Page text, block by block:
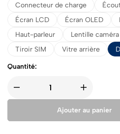
Connecteur de charge
Écran LCD
Écran OLED
Haut-parleur
Lentille caméra
Tiroir SIM
Vitre arrière
Quantité:
Ajouter au panier